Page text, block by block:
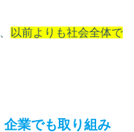
以前よりも社会全体で
企業でも取り組み